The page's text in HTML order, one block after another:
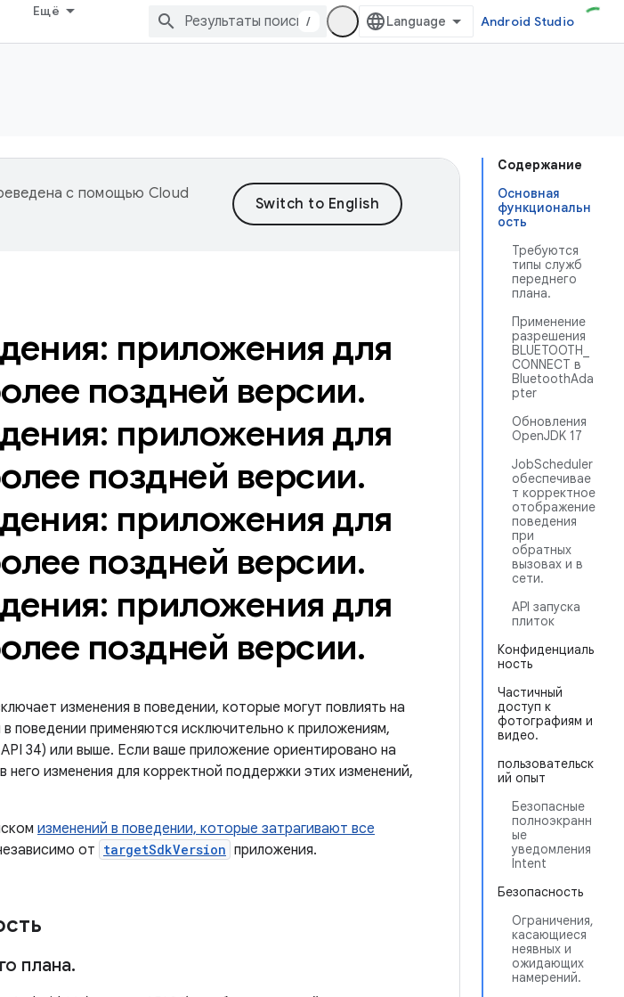
Ещё
/ Android Studio
Содержание
Основная
функциональн
ость
Требуются
типы служб
переднего
плана.
Применение
разрешения
BLUETOOTH_
CONNECT в
BluetoothAda
pter
Обновления
OpenJDK 17
JobScheduler
обеспечивае
т корректное
отображение
поведения
при
обратных
вызовах и в
сети.
API запуска
плиток
Конфиденциаль
ность
Частичный
доступ к
фотографиям и
видео.
пользовательск
ий опыт
Безопасные
полноэкранн
ые
уведомления
Intent
Безопасность
Ограничения,
касающиеся
неявных и
ожидающих
намерений.
с помощью Cloud
приложения для
поздней версии.
приложения для
поздней версии.
приложения для
поздней версии.
приложения для
поздней версии.
изменения в поведении, которые могут повлиять на
поведении применяются исключительно к приложениям,
34) или выше. Если ваше приложение ориентировано на
него изменения для корректной поддержки этих изменений,
изменений в поведении, которые затрагивают все
от targetSdkVersion приложения.
плана.